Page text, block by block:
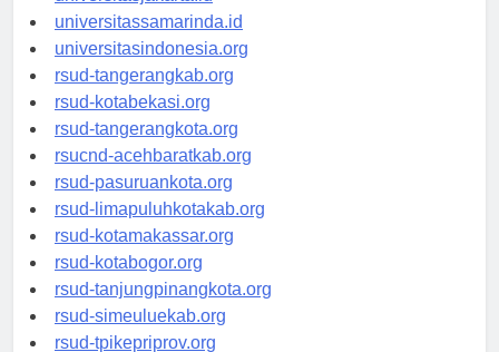
universitasjakarta.id
universitassamarinda.id
universitasindonesia.org
rsud-tangerangkab.org
rsud-kotabekasi.org
rsud-tangerangkota.org
rsucnd-acehbaratkab.org
rsud-pasuruankota.org
rsud-limapuluhkotakab.org
rsud-kotamakassar.org
rsud-kotabogor.org
rsud-tanjungpinangkota.org
rsud-simeuluekab.org